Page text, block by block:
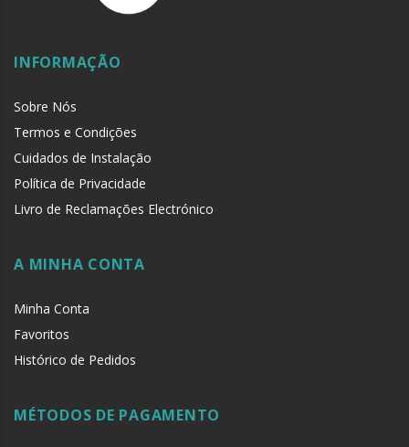
INFORMAÇÃO
Sobre Nós
Termos e Condições
Cuidados de Instalação
Política de Privacidade
Livro de Reclamações Electrónico
A MINHA CONTA
Minha Conta
Favoritos
Histórico de Pedidos
MÉTODOS DE PAGAMENTO